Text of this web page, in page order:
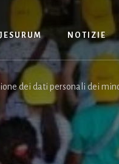
NOTIZIE
dei dati personali dei